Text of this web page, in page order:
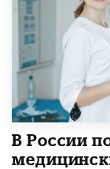
В России